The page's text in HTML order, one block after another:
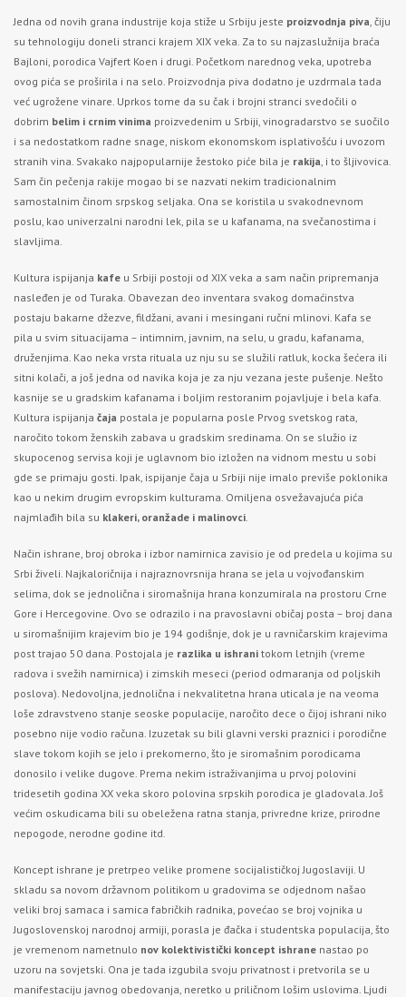
Jedna od novih grana industrije koja stiže u Srbiju jeste proizvodnja piva, čiju
su tehnologiju doneli stranci krajem XIX veka. Za to su najzaslužnija braća
Bajloni, porodica Vajfert Koen i drugi. Početkom narednog veka, upotreba
ovog pića se proširila i na selo. Proizvodnja piva dodatno je uzdrmala tada
već ugrožene vinare. Uprkos tome da su čak i brojni stranci svedočili o
dobrim belim i crnim vinima proizvedenim u Srbiji, vinogradarstvo se suočilo
i sa nedostatkom radne snage, niskom ekonomskom isplativošću i uvozom
stranih vina. Svakako najpopularnije žestoko piće bila je rakija, i to šljivovica.
Sam čin pečenja rakije mogao bi se nazvati nekim tradicionalnim
samostalnim činom srpskog seljaka. Ona se koristila u svakodnevnom
poslu, kao univerzalni narodni lek, pila se u kafanama, na svečanostima i
slavljima.
Kultura ispijanja kafe u Srbiji postoji od XIX veka a sam način pripremanja
nasleđen je od Turaka. Obavezan deo inventara svakog domaćinstva
postaju bakarne džezve, fildžani, avani i mesingani ručni mlinovi. Kafa se
pila u svim situacijama – intimnim, javnim, na selu, u gradu, kafanama,
druženjima. Kao neka vrsta rituala uz nju su se služili ratluk, kocka šećera ili
sitni kolači, a još jedna od navika koja je za nju vezana jeste pušenje. Nešto
kasnije se u gradskim kafanama i boljim restoranim pojavljuje i bela kafa.
Kultura ispijanja čaja postala je popularna posle Prvog svetskog rata,
naročito tokom ženskih zabava u gradskim sredinama. On se služio iz
skupocenog servisa koji je uglavnom bio izložen na vidnom mestu u sobi
gde se primaju gosti. Ipak, ispijanje čaja u Srbiji nije imalo previše poklonika
kao u nekim drugim evropskim kulturama. Omiljena osvežavajuća pića
najmlađih bila su klakeri, oranžade i malinovci.
Način ishrane, broj obroka i izbor namirnica zavisio je od predela u kojima su
Srbi živeli. Najkaloričnija i najraznovrsnija hrana se jela u vojvođanskim
selima, dok se jednolična i siromašnija hrana konzumirala na prostoru Crne
Gore i Hercegovine. Ovo se odrazilo i na pravoslavni običaj posta – broj dana
u siromašnijim krajevim bio je 194 godišnje, dok je u ravničarskim krajevima
post trajao 50 dana. Postojala je razlika u ishrani tokom letnjih (vreme
radova i svežih namirnica) i zimskih meseci (period odmaranja od poljskih
poslova). Nedovoljna, jednolična i nekvalitetna hrana uticala je na veoma
loše zdravstveno stanje seoske populacije, naročito dece o čijoj ishrani niko
posebno nije vodio računa. Izuzetak su bili glavni verski praznici i porodične
slave tokom kojih se jelo i prekomerno, što je siromašnim porodicama
donosilo i velike dugove. Prema nekim istraživanjima u prvoj polovini
tridesetih godina XX veka skoro polovina srpskih porodica je gladovala. Još
većim oskudicama bili su obeležena ratna stanja, privredne krize, prirodne
nepogode, nerodne godine itd.
Koncept ishrane je pretrpeo velike promene socijalističkoj Jugoslaviji. U
skladu sa novom državnom politikom u gradovima se odjednom našao
veliki broj samaca i samica fabričkih radnika, povećao se broj vojnika u
Jugoslovenskoj narodnoj armiji, porasla je đačka i studentska populacija, što
je vremenom nametnulo nov kolektivistički koncept ishrane nastao po
uzoru na sovjetski. Ona je tada izgubila svoju privatnost i pretvorila se u
manifestaciju javnog obedovanja, neretko u priličnom lošim uslovima. Ljudi